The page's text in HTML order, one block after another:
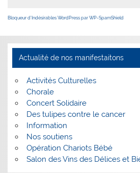
Bloqueur d’Indésirables WordPress par WP-SpamShield
Actualité de nos manifestaitons
Activités Culturelles
Chorale
Concert Solidaire
Des tulipes contre le cancer
Information
Nos soutiens
Opération Chariots Bébé
Salon des Vins des Délices et